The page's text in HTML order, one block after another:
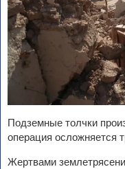
Подземные толчки
операция осложняется
Жертвами